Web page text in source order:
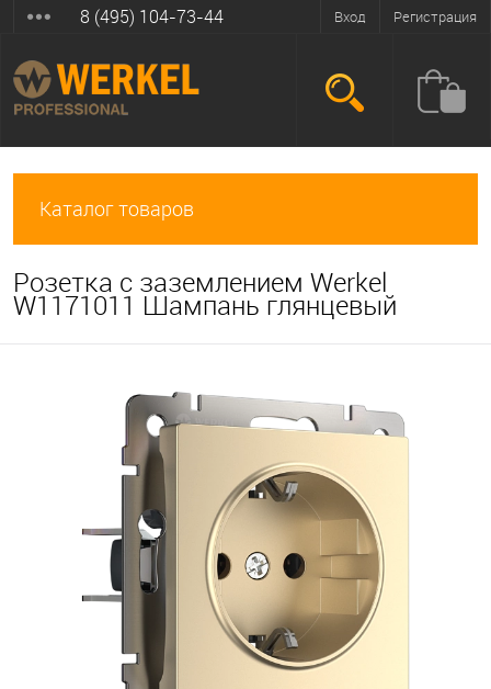
Вход Регистрация
8 (495) 104-73-44
Каталог товаров
Розетка с заземлением Werkel
W1171011 Шампань глянцевый